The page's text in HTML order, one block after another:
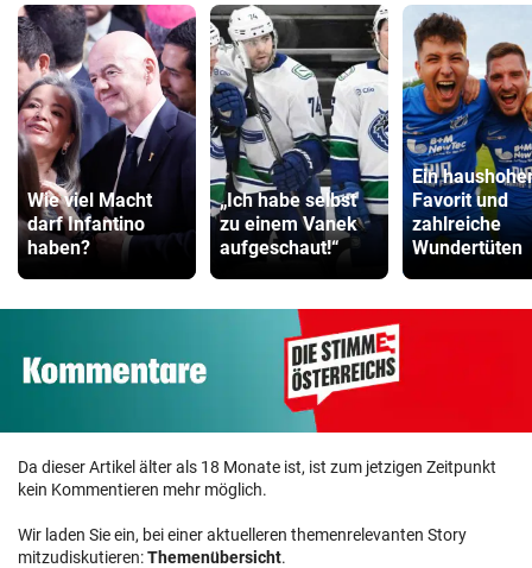
Wie viel Macht
darf Infantino
haben?
„Ich habe selbst
zu einem Vanek
aufgeschaut!“
Ein
Favorit und
zahlreiche
Wundertüten
Da dieser Artikel älter als 18 Monate ist, ist zum jetzigen Zeitpunkt
kein Kommentieren mehr möglich.
Wir laden Sie ein, bei einer aktuelleren themenrelevanten Story
mitzudiskutieren:Themenübersicht.